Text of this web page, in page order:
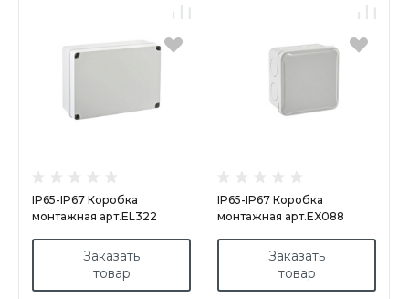
IP65-IP67 Коробка
монтажная арт.EL322
Заказать
товар
IP65-IP67 Коробка
монтажная арт.EX088
Заказать
товар